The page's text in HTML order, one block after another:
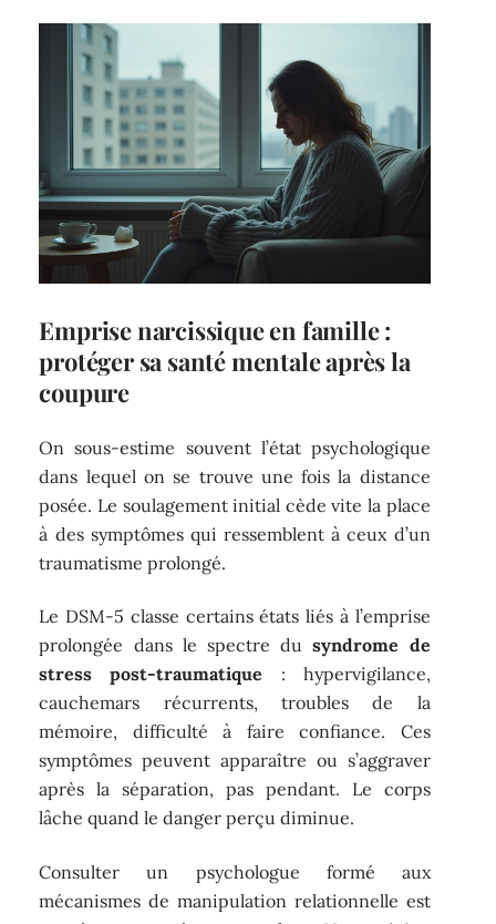
Emprise narcissique en famille :
protéger sa santé mentale après la
coupure
On sous-estime souvent l’état psychologique
dans lequel on se trouve une fois la distance
posée. Le soulagement initial cède vite la place
à des symptômes qui ressemblent à ceux d’un
traumatisme prolongé.
Le DSM-5 classe certains états liés à l’emprise
prolongée dans le spectre dusyndrome de
stress post-traumatique : hypervigilance,
cauchemars récurrents, troubles de la
mémoire, difficulté à faire confiance. Ces
symptômes peuvent apparaître ou s’aggraver
après la séparation, pas pendant. Le corps
lâche quand le danger perçu diminue.
Consulter un psychologue formé aux
mécanismes de manipulation relationnelle est